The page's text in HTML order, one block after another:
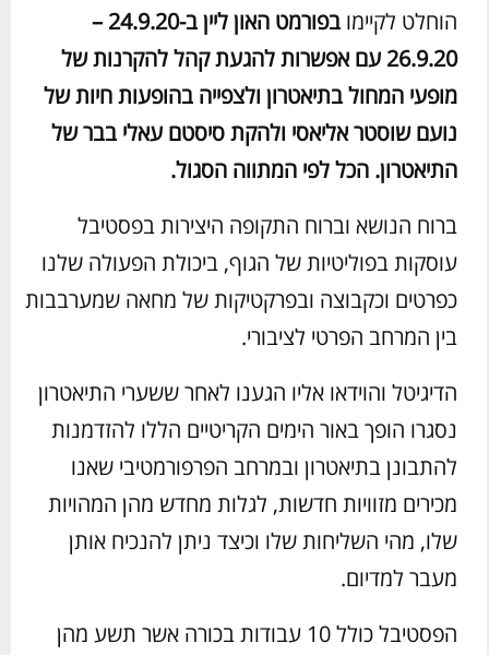
הוחלט לקיימו
בפורמט האון ליין ב-24.9.20 –
26.9.20 עם אפשרות להגעת קהל להקרנות של
מופעי המחול בתיאטרון ולצפייה בהופעות חיות של
נועם שוסטר אליאסי ולהקת סיסטם עאלי בבר של
התיאטרון. הכל לפי המתווה הסגול.
ברוח הנושא וברוח התקופה היצירות בפסטיבל
עוסקות בפוליטיות של הגוף, ביכולת הפעולה שלנו
כפרטים וכקבוצה ובפרקטיקות של מחאה שמערבבות
בין המרחב הפרטי לציבורי.
הדיגיטל והוידאו אליו הגענו לאחר ששערי התיאטרון
נסגרו הופך באור הימים הקריטיים הללו להזדמנות
להתבונן בתיאטרון ובמרחב הפרפורמטיבי שאנו
מכירים מזוויות חדשות, לגלות מחדש מהן המהויות
שלו, מהי השליחות שלו וכיצד ניתן להנכיח אותן
מעבר למדיום.
הפסטיבל כולל 10 עבודות בכורה אשר תשע מהן